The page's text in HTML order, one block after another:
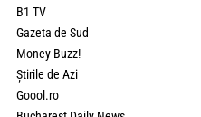
B1 TV
Gazeta de Sud
Money Buzz!
Știrile de Azi
Goool.ro